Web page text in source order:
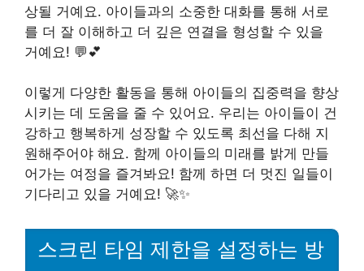
상될 거예요. 아이들과의 소중한 대화를 통해 서로
를 더 잘 이해하고 더 깊은 연결을 형성할 수 있을
거예요! 💬💕
이렇게 다양한 활동을 통해 아이들의 집중력을 향상
시키는 데 도움을 줄 수 있어요. 우리는 아이들이 건
강하고 행복하게 성장할 수 있도록 최선을 다해 지
원해주어야 해요. 함께 아이들의 미래를 밝게 만들
어가는 여정을 즐겨봐요! 함께 하면 더 멋진 일들이
기다리고 있을 거예요! 🚀✨
스크린 타임 제한을 설정하는 방